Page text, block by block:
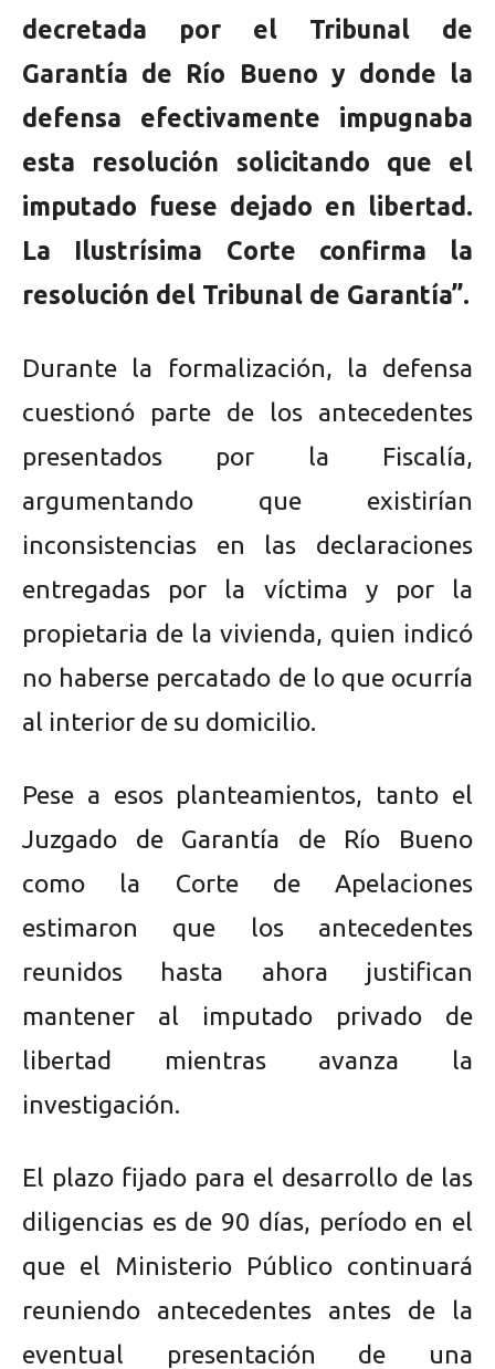
decretada por el Tribunal de
Garantía de Río Bueno y donde la
defensa efectivamente impugnaba
esta resolución solicitando que el
imputado fuese dejado en libertad.
La Ilustrísima Corte confirma la
resolución del Tribunal de Garantía”.
Durante la formalización, la defensa
cuestionó parte de los antecedentes
presentados por la Fiscalía,
argumentando que existirían
inconsistencias en las declaraciones
entregadas por la víctima y por la
propietaria de la vivienda, quien indicó
no haberse percatado de lo que ocurría
al interior de su domicilio.
Pese a esos planteamientos, tanto el
Juzgado de Garantía de Río Bueno
como la Corte de Apelaciones
estimaron que los antecedentes
reunidos hasta ahora justifican
mantener al imputado privado de
libertad mientras avanza la
investigación.
El plazo fijado para el desarrollo de las
diligencias es de 90 días, período en el
que el Ministerio Público continuará
reuniendo antecedentes antes de la
eventual presentación de una